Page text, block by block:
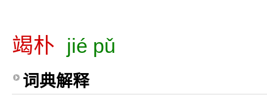
竭朴 jié pǔ
词典解释